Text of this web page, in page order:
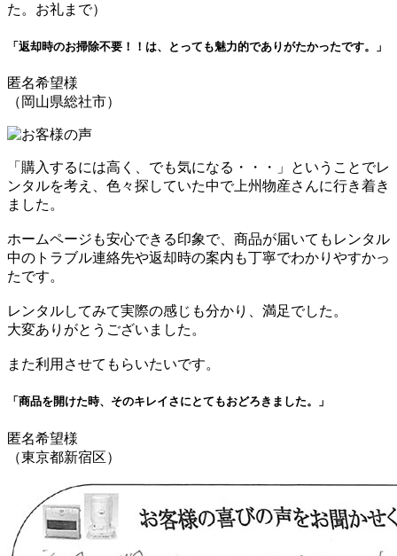
た。お礼まで）
「返却時のお掃除不要！！は、とっても魅力的でありがたかったです。」
匿名希望様
（岡山県総社市）
「購入するには高く、でも気になる・・・」ということでレ
ンタルを考え、色々探していた中で上州物産さんに行き着き
ました。
ホームページも安心できる印象で、商品が届いてもレンタル
中のトラブル連絡先や返却時の案内も丁寧でわかりやすかっ
たです。
レンタルしてみて実際の感じも分かり、満足でした。
大変ありがとうございました。
また利用させてもらいたいです。
「商品を開けた時、そのキレイさにとてもおどろきました。」
匿名希望様
（東京都新宿区）